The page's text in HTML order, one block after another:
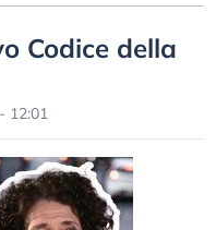
Codice della
12:01